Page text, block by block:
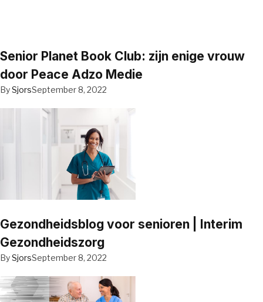
Senior Planet Book Club: zijn enige vrouw
door Peace Adzo Medie
BySjorsSeptember 8, 2022
Gezondheidsblog voor senioren | Interim
Gezondheidszorg
BySjorsSeptember 8, 2022